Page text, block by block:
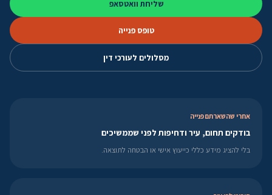
שליחת וואטסאפ
טופס פנייה
מסלולים לעורכי דין
אחרי שהשארתם פנייה
בודקים תחום, עיר ודחיפות לפני שממשיכים
בלי להציג מידע כללי כייעוץ אישי או הבטחה לתוצאה.